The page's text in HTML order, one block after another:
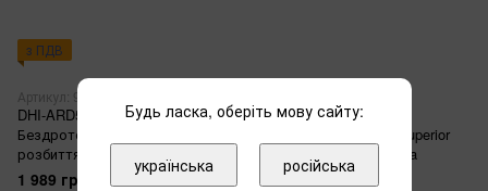
з ПДВ
Артикул: 99-00015983
DHI-ARD512-W2(868)
Бездротовий сповіщувач
розбиття скла
1 989 грн
Дротовий оповіщувач
розбиття скла Ajax Superior
GlassProtect white Fibra
Ціну уточнюйте
Будь ласка, оберіть мову сайту:
українська російська